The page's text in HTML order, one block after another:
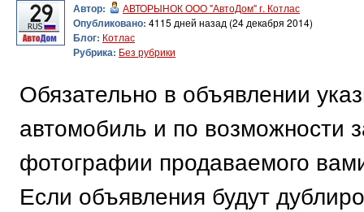
Автор: АВТОРЫНОК ООО "АвтоДом" г. Котлас
Опубликовано: 4115 дней назад (24 декабря 2014)
Блог: Котлас
Рубрика: Без рубрики
Обязательно в объявлении
автомобиль и по возможности
фотографии продаваемого
Если объявления будут